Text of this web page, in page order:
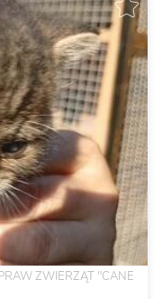
ZWIERZĄT "CANE